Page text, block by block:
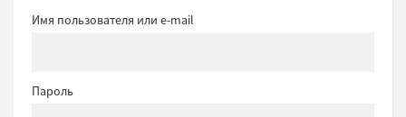
Имя пользователя или e-mail
Пароль